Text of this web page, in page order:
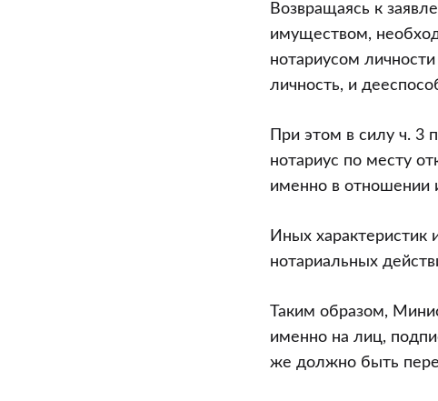
Возвращаясь к
имуществом,
нотариусом
личность, и
При этом в силу ч. 3
нотариус по месту
именно в отношении
Иных
нотариальных
Таким образом,
именно на лиц,
же должно быть